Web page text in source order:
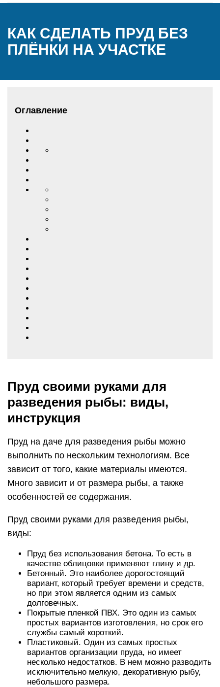
КАК СДЕЛАТЬ ПРУД БЕЗ
ПЛЁНКИ НА УЧАСТКЕ
Оглавление
Пруд своими руками для
разведения рыбы: виды,
инструкция
Пруд на даче для разведения рыбы можно
выполнить по нескольким технологиям. Все
зависит от того, какие материалы имеются.
Много зависит и от размера рыбы, а также
особенностей ее содержания.
Пруд своими руками для разведения рыбы,
виды:
Пруд без использования бетона. То есть в
качестве облицовки применяют глину и др.
Бетонный. Это наиболее дорогостоящий
вариант, который требует времени и средств,
но при этом является одним из самых
долговечных.
Покрытые пленкой ПВХ. Это один из самых
простых вариантов изготовления, но срок его
службы самый короткий.
Пластиковый. Один из самых простых
вариантов организации пруда, но имеет
несколько недостатков. В нем можно разводить
исключительно мелкую, декоративную рыбу,
небольшого размера.